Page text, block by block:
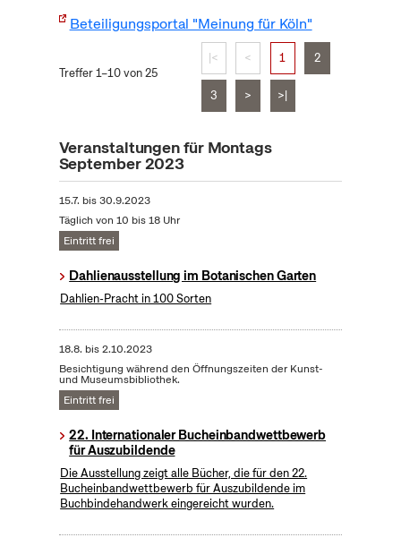
Beteiligungsportal "Meinung für Köln"
Treffer 1–10 von 25
|< < 1 2
3 > >|
Veranstaltungen für Montags
September 2023
15.7. bis30.9.2023
Täglich von 10 bis 18 Uhr
Eintritt frei
Dahlienausstellung im Botanischen Garten
Dahlien-Pracht in 100 Sorten
18.8. bis2.10.2023
Besichtigung während den Öffnungszeiten der Kunst-
und Museumsbibliothek.
Eintritt frei
22. Internationaler Bucheinbandwettbewerb
für Auszubildende
Die Ausstellung zeigt alle Bücher, die für den 22.
Bucheinbandwettbewerb für Auszubildende im
Buchbindehandwerk eingereicht wurden.